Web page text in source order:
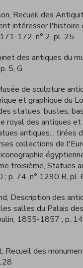
Recueil des
intéresser l'histoire
172, n° 2, pl. 25
des antiques du
5, G
de sculpture
et graphique du
statues, bustes,
royal des antiques
antiques... tirées
collections de
troisième, Statues
; p. 74, n° 1290 B, pl.
Description des
salles du Palais
1855-1857; p.
Recueil des